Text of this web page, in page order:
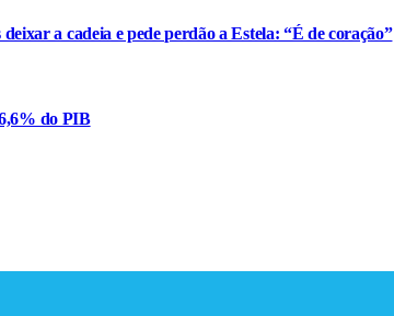
a cadeia e pede perdão a Estela: “É de coração”
do PIB